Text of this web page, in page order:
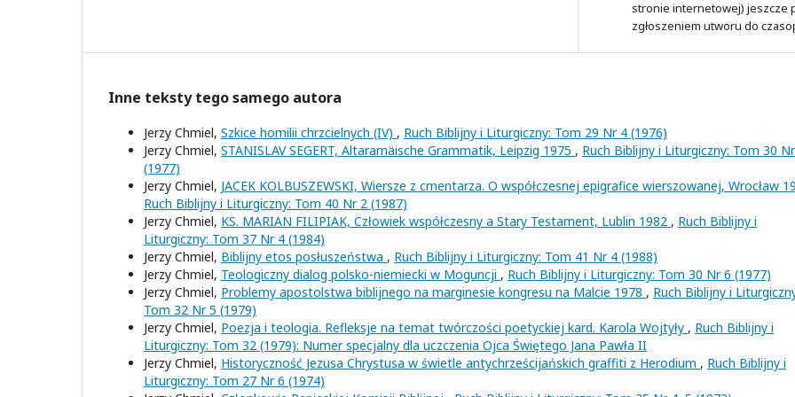
stronie internetowej) jeszcze
zgłoszeniem utworu do
Inne teksty tego samego autora
Jerzy Chmiel, Szkice homilii chrzcielnych (IV) , Ruch Biblijny i Liturgiczny: Tom 29 Nr 4 (1976)
Jerzy Chmiel, STANISLAV SEGERT, Altaramäische Grammatik, Leipzig 1975 , Ruch Biblijny i Liturgiczny: Tom 30
(1977)
Jerzy Chmiel, JACEK KOLBUSZEWSKI, Wiersze z cmentarza. O współczesnej epigrafice wierszowanej, Wrocław
Ruch Biblijny i Liturgiczny: Tom 40 Nr 2 (1987)
Jerzy Chmiel, KS. MARIAN FILIPIAK, Człowiek współczesny a Stary Testament, Lublin 1982 , Ruch Biblijny i
Liturgiczny: Tom 37 Nr 4 (1984)
Jerzy Chmiel, Biblijny etos posłuszeństwa , Ruch Biblijny i Liturgiczny: Tom 41 Nr 4 (1988)
Jerzy Chmiel, Teologiczny dialog polsko-niemiecki w Moguncji , Ruch Biblijny i Liturgiczny: Tom 30 Nr 6 (1977)
Jerzy Chmiel, Problemy apostolstwa biblijnego na marginesie kongresu na Malcie 1978 , Ruch Biblijny i
Tom 32 Nr 5 (1979)
Jerzy Chmiel, Poezja i teologia. Refleksje na temat twórczości poetyckiej kard. Karola Wojtyły , Ruch Biblijny i
Liturgiczny: Tom 32 (1979): Numer specjalny dla uczczenia Ojca Świętego Jana Pawła II
Jerzy Chmiel, Historyczność Jezusa Chrystusa w świetle antychrześcijańskich graffiti z Herodium , Ruch Biblijny i
Liturgiczny: Tom 27 Nr 6 (1974)